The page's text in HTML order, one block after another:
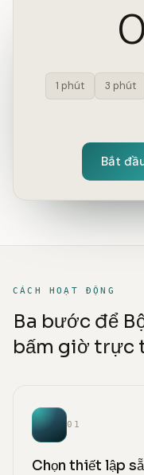
1 phút 3 phút
Bắt
CÁCH HOẠT ĐỘNG
Ba bước để
bấm giờ trực
01
Chọn thiết lập